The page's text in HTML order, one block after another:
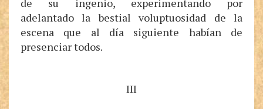
de su ingenio, experimentando por
adelantado la bestial voluptuosidad de la
escena que al día siguiente habían de
presenciar todos.
III